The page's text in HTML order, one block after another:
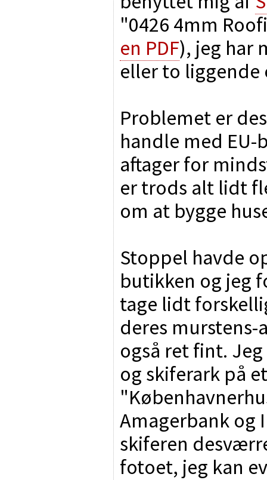
"0426 4mm
en PDF), jeg har
eller to liggende
Problemet er
handle med EU-
aftager for
er trods alt lidt
om at bygge
Stoppel havde
butikken og jeg
tage lidt
deres
også ret fint.
og skiferark på
Amagerbank og
skiferen
fotoet, jeg kan